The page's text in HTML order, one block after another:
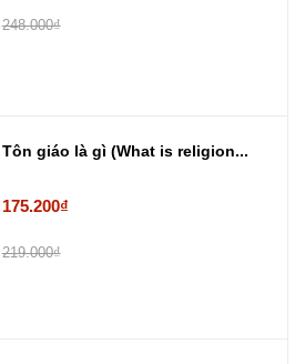
248.000₫
Tôn giáo là gì (What is religion...
175.200₫
219.000₫